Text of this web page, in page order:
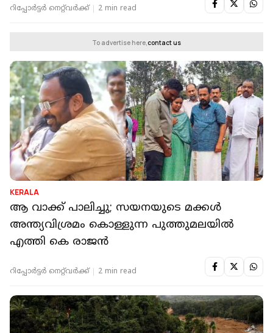
റിപ്പോർട്ടർ നെറ്റ്‌വര്‍ക്ക്‌ 2 min read
To advertise here,contact us
KERALA
ആ വാക്ക് പാലിച്ചു; സയനയുടെ മക്കള്‍
അന്ത്യവിശ്രമം കൊള്ളുന്ന പുത്തുമലയില്‍
എത്തി കെ രാജന്‍
റിപ്പോർട്ടർ നെറ്റ്‌വര്‍ക്ക്‌ 2 min read